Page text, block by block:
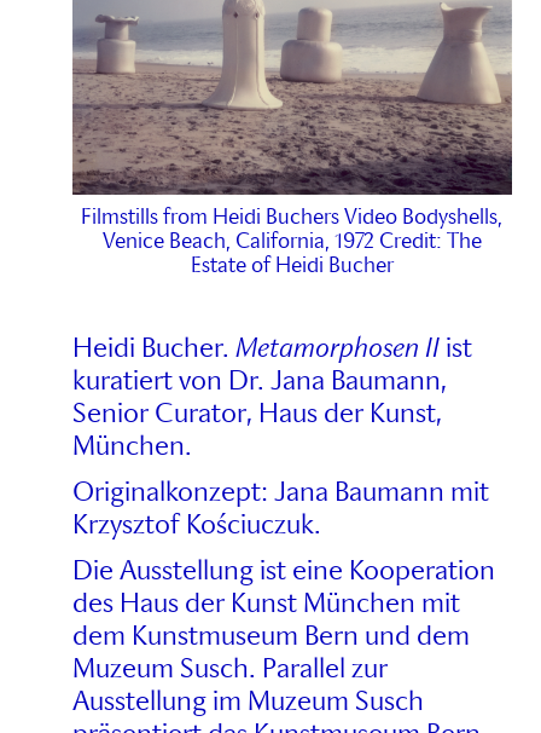
Filmstills from Heidi Buchers Video Bodyshells,
Venice Beach, California, 1972 Credit: The
Estate of Heidi Bucher
Heidi Bucher. Metamorphosen II ist
kuratiert von Dr. Jana Baumann,
Senior Curator, Haus der Kunst,
München.
Originalkonzept: Jana Baumann mit
Krzysztof Kościuczuk.
Die Ausstellung ist eine Kooperation
des Haus der Kunst München mit
dem Kunstmuseum Bern und dem
Muzeum Susch. Parallel zur
Ausstellung im Muzeum Susch